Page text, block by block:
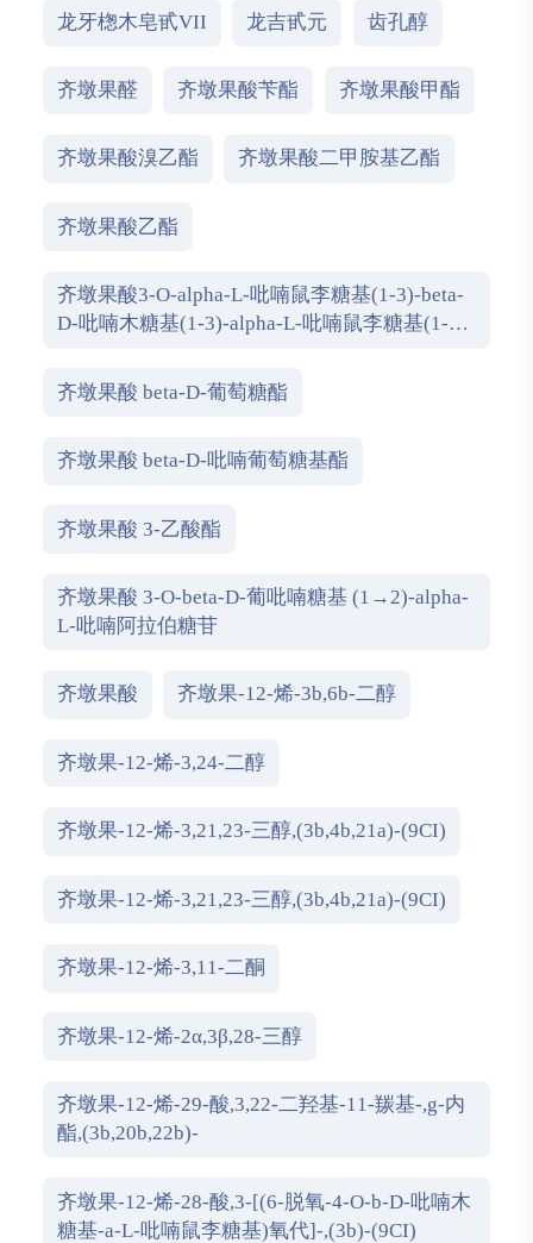
龙牙楤木皂甙VII 龙吉甙元 齿孔醇
齐墩果醛 齐墩果酸苄酯 齐墩果酸甲酯
齐墩果酸溴乙酯 齐墩果酸二甲胺基乙酯
齐墩果酸乙酯
齐墩果酸3-O-alpha-L-吡喃鼠李糖基(1-3)-beta-
D-吡喃木糖基(1-3)-alpha-L-吡喃鼠李糖基(1-2)-
齐墩果酸 beta-D-葡萄糖酯
齐墩果酸 beta-D-吡喃葡萄糖基酯
齐墩果酸 3-乙酸酯
齐墩果酸 3-O-beta-D-葡吡喃糖基 (1→2)-alpha-
L-吡喃阿拉伯糖苷
齐墩果酸 齐墩果-12-烯-3b,6b-二醇
齐墩果-12-烯-3,24-二醇
齐墩果-12-烯-3,21,23-三醇,(3b,4b,21a)-(9CI)
齐墩果-12-烯-3,21,23-三醇,(3b,4b,21a)-(9CI)
齐墩果-12-烯-3,11-二酮
齐墩果-12-烯-2α,3β,28-三醇
齐墩果-12-烯-29-酸,3,22-二羟基-11-羰基-,g-内
酯,(3b,20b,22b)-
齐墩果-12-烯-28-酸,3-[(6-脱氧-4-O-b-D-吡喃木
糖基-a-L-吡喃鼠李糖基)氧代]-,(3b)-(9CI)